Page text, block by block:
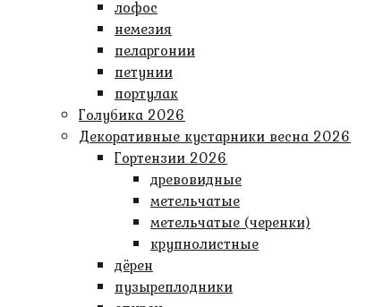
лофос
немезия
пеларгонии
петунии
портулак
Голубика 2026
Декоративные кустарники весна 2026
Гортензии 2026
древовидные
метельчатые
метельчатые (черенки)
крупнолистные
дёрен
пузыреплодники